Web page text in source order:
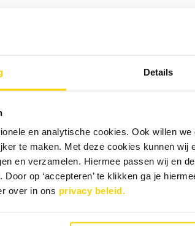
Details
en analytische cookies. Ook willen
te maken. Met deze cookies kunnen wij
en verzamelen. Hiermee passen wij en
Door op ‘accepteren’ te klikken ga je
over in ons privacy beleid.
RRS?
snel je CV via de sollicitatieknop. Wie weet
meer informatie over de functie kun je contact